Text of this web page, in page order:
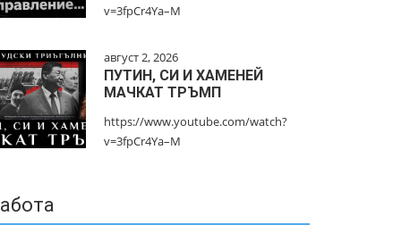
v=3fpCr4Ya–M
август 2, 2026
ПУТИН, СИ И ХАМЕНЕЙ
МАЧКАТ ТРЪМП
https://www.youtube.com/watch?
v=3fpCr4Ya–M